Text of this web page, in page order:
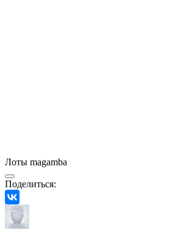
Лоты magamba
Поделиться: